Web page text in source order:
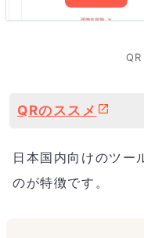
QRのススメ
日本国内向けのツー
のが特徴です。